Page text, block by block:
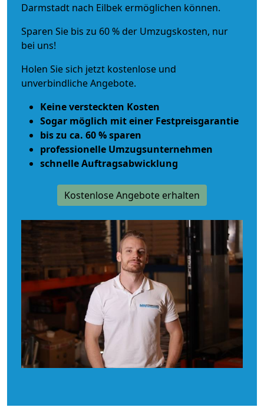
Darmstadt nach Eilbek ermöglichen können.
Sparen Sie bis zu 60 % der Umzugskosten, nur
bei uns!
Holen Sie sich jetzt kostenlose und
unverbindliche Angebote.
Keine versteckten Kosten
Sogar möglich mit einer Festpreisgarantie
bis zu ca. 60 % sparen
professionelle Umzugsunternehmen
schnelle Auftragsabwicklung
Kostenlose Angebote erhalten